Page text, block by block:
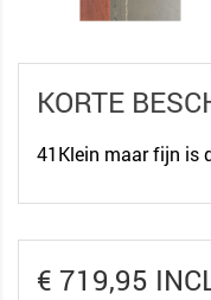
KORTE
41Klein maar fijn is
€ 719,95